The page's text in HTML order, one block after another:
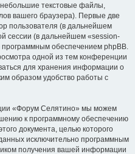
текстовые файлы,
вашего браузера). Первые две
пользователя (в дальнейшем
сессии (в дальнейшем «session-
обеспечением phpBB.
одной из тем конференции
для хранения информации о
образом удобство работы с
«Форум Селятино» мы можем
к программному обеспечению
документа, целью которого
исключительно программным
получения вашей информации